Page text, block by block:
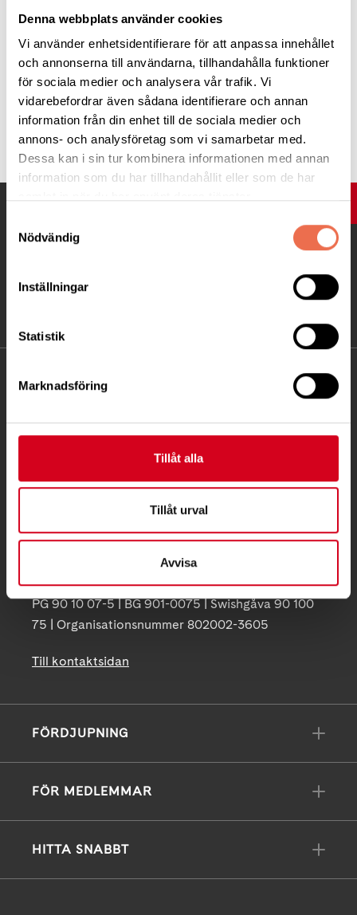
Denna webbplats använder cookies
Vi använder enhetsidentifierare för att anpassa innehållet
och annonserna till användarna, tillhandahålla funktioner
för sociala medier och analysera vår trafik. Vi
vidarebefordrar även sådana identifierare och annan
information från din enhet till de sociala medier och
annons- och analysföretag som vi samarbetar med.
Dessa kan i sin tur kombinera informationen med annan
information som du har tillhandahållit eller som de har
Nödvändig
Inställningar
Statistik
Marknadsföring
Tillåt alla
Tillåt urval
Avvisa
robin.nuruzzaman@vti.se
Tipsa
UPP
Ågatan 12 C, 172 62 Sundbyberg
08-677 70 10
171 04 Solna
info@neuro.se
PG 90 10 07-5 | BG 901-0075 | Swishgåva 90 100
75 | Organisationsnummer 802002-3605
Till kontaktsidan
FÖRDJUPNING
FÖR MEDLEMMAR
HITTA SNABBT